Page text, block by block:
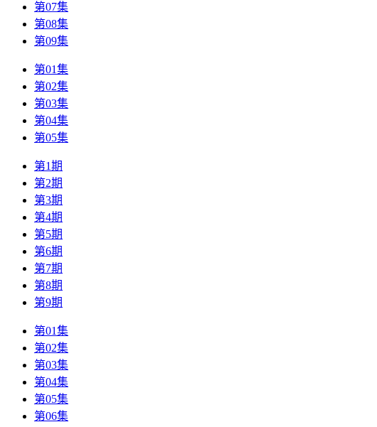
第07集
第08集
第09集
第01集
第02集
第03集
第04集
第05集
第1期
第2期
第3期
第4期
第5期
第6期
第7期
第8期
第9期
第01集
第02集
第03集
第04集
第05集
第06集